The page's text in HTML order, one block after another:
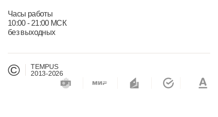
Часы работы
10:00 - 21:00 МСК
без выходных
©
TEMPUS
2013-2026